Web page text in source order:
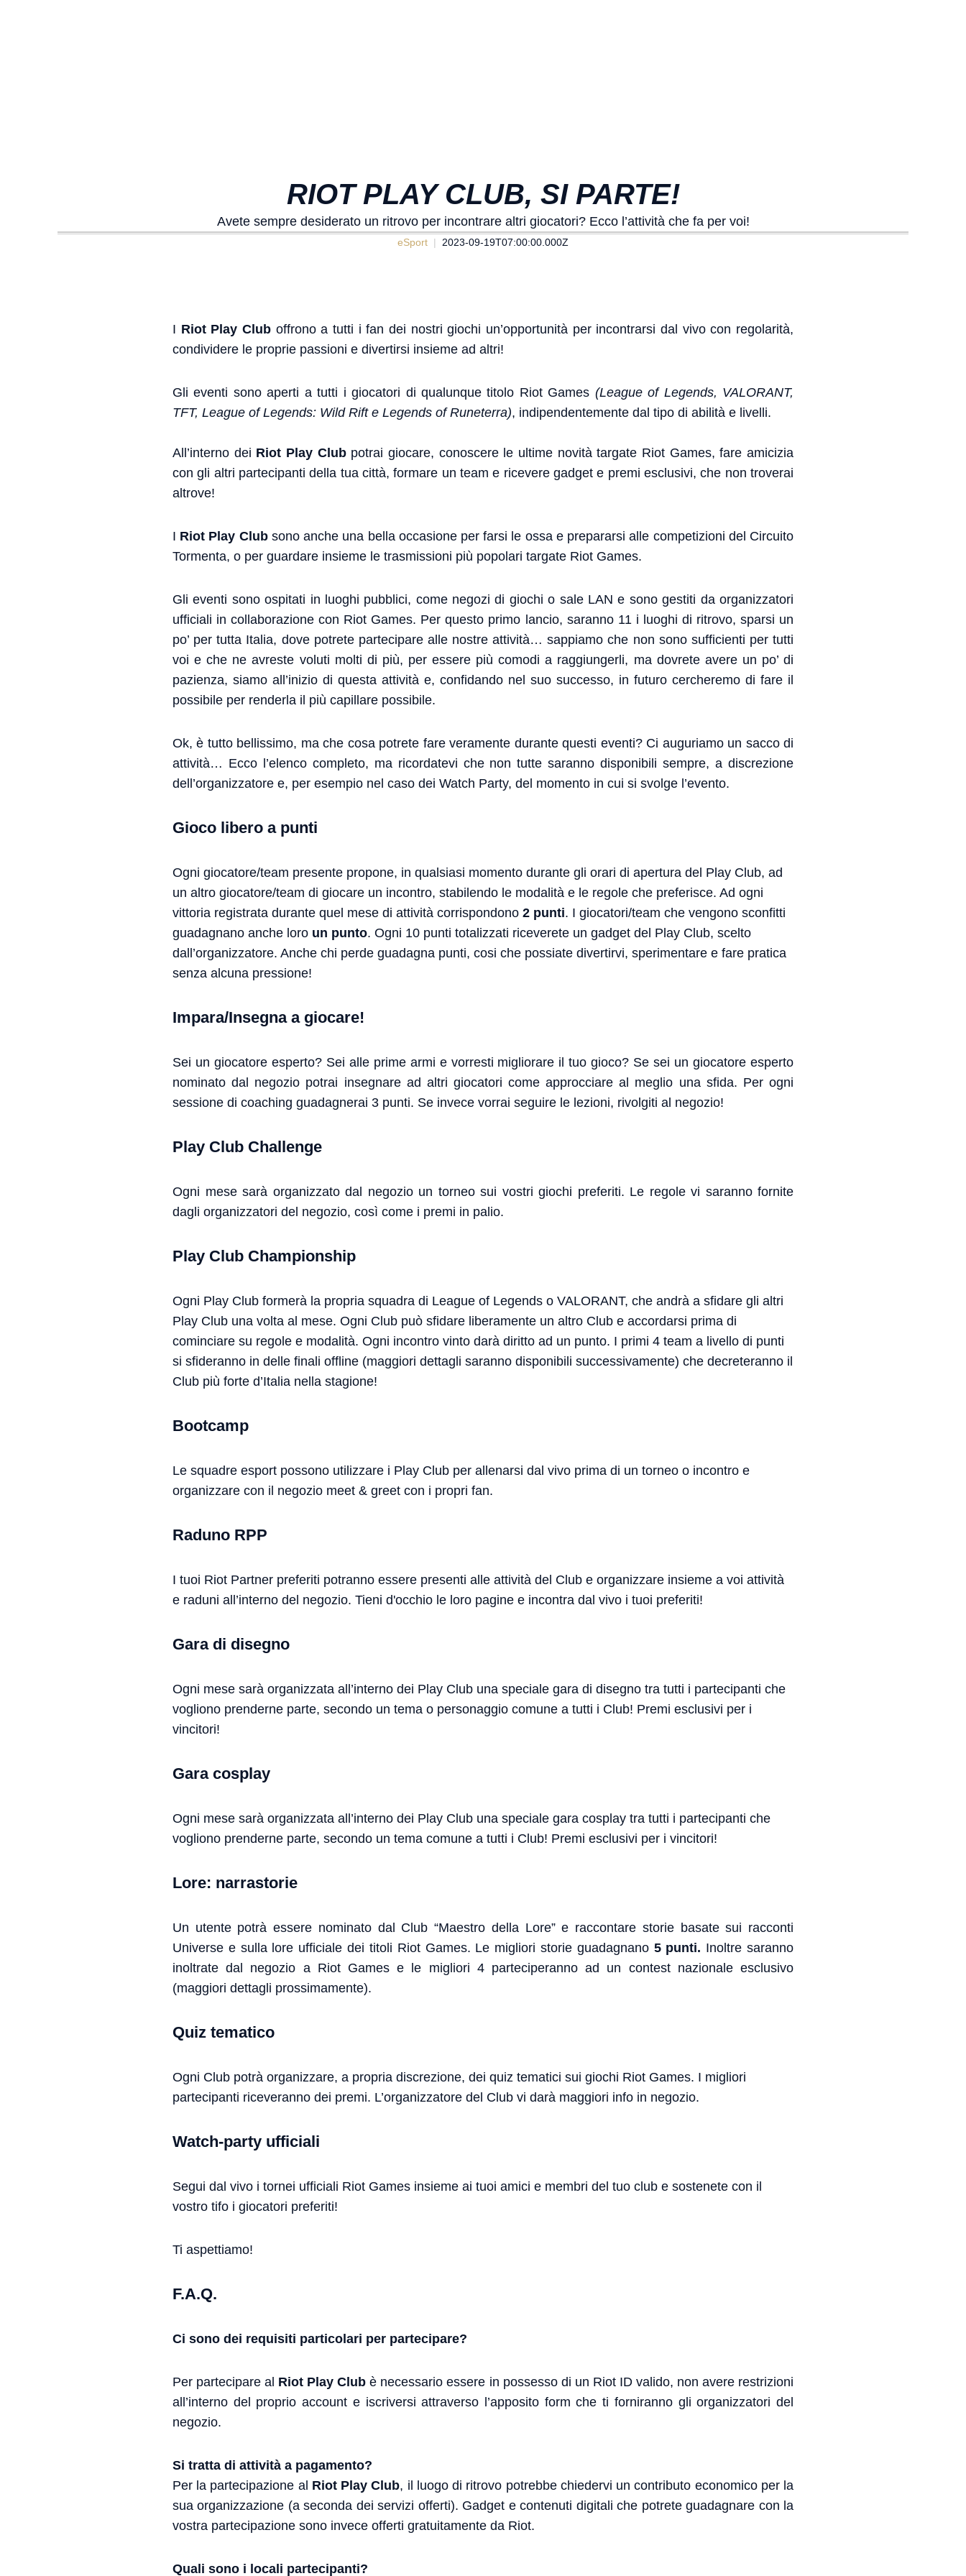
RIOT PLAY CLUB, SI PARTE!
Avete sempre desiderato un ritrovo per incontrare altri giocatori? Ecco l’attività che fa per voi!
eSport 2023-09-19T07:00:00.000Z
I Riot Play Club offrono a tutti i fan dei nostri giochi un’opportunità per incontrarsi dal vivo con regolarità,
condividere le proprie passioni e divertirsi insieme ad altri!
Gli eventi sono aperti a tutti i giocatori di qualunque titolo Riot Games (League of Legends, VALORANT,
TFT, League of Legends: Wild Rift e Legends of Runeterra), indipendentemente dal tipo di abilità e livelli.
All’interno dei Riot Play Clubpotrai giocare, conoscere le ultime novità targate Riot Games, fare amicizia
con gli altri partecipanti della tua città, formare un team e ricevere gadget e premi esclusivi, che non troverai
altrove!
I Riot Play Clubsono anche una bella occasione per farsi le ossa e prepararsi alle competizioni del Circuito
Tormenta, o per guardare insieme le trasmissioni più popolari targate Riot Games.
Gli eventi sono ospitati in luoghi pubblici, come negozi di giochi o sale LAN e sono gestiti da organizzatori
ufficiali in collaborazione con Riot Games. Per questo primo lancio, saranno 11 i luoghi di ritrovo, sparsi un
po’ per tutta Italia, dove potrete partecipare alle nostre attività… sappiamo che non sono sufficienti per tutti
voi e che ne avreste voluti molti di più, per essere più comodi a raggiungerli, ma dovrete avere un po’ di
pazienza, siamo all’inizio di questa attività e, confidando nel suo successo, in futuro cercheremo di fare il
possibile per renderla il più capillare possibile.
Ok, è tutto bellissimo, ma che cosa potrete fare veramente durante questi eventi? Ci auguriamo un sacco di
attività… Ecco l’elenco completo, ma ricordatevi che non tutte saranno disponibili sempre, a discrezione
dell’organizzatore e, per esempio nel caso dei Watch Party, del momento in cui si svolge l’evento.
Gioco libero a punti
Ogni giocatore/team presente propone, in qualsiasi momento durante gli orari di apertura del Play Club, ad
un altro giocatore/team di giocare un incontro, stabilendo le modalità e le regole che preferisce. Ad ogni
vittoria registrata durante quel mese di attività corrispondono 2 punti. I giocatori/team che vengono sconfitti
guadagnano anche loro un punto. Ogni 10 punti totalizzati riceverete un gadget del Play Club, scelto
dall’organizzatore. Anche chi perde guadagna punti, cosi che possiate divertirvi, sperimentare e fare pratica
senza alcuna pressione!
Impara/Insegna a giocare!
Sei un giocatore esperto? Sei alle prime armi e vorresti migliorare il tuo gioco? Se sei un giocatore esperto
nominato dal negozio potrai insegnare ad altri giocatori come approcciare al meglio una sfida. Per ogni
sessione di coaching guadagnerai 3 punti. Se invece vorrai seguire le lezioni, rivolgiti al negozio!
Play Club Challenge
Ogni mese sarà organizzato dal negozio un torneo sui vostri giochi preferiti. Le regole vi saranno fornite
dagli organizzatori del negozio, così come i premi in palio.
Play Club Championship
Ogni Play Club formerà la propria squadra di League of Legends o VALORANT, che andrà a sfidare gli altri
Play Club una volta al mese. Ogni Club può sfidare liberamente un altro Club e accordarsi prima di
cominciare su regole e modalità. Ogni incontro vinto darà diritto ad un punto. I primi 4 team a livello di punti
si sfideranno in delle finali offline (maggiori dettagli saranno disponibili successivamente) che decreteranno il
Club più forte d’Italia nella stagione!
Bootcamp
Le squadre esport possono utilizzare i Play Club per allenarsi dal vivo prima di un torneo o incontro e
organizzare con il negozio meet & greet con i propri fan.
Raduno RPP
I tuoi Riot Partner preferiti potranno essere presenti alle attività del Club e organizzare insieme a voi attività
e raduni all’interno del negozio. Tieni d'occhio le loro pagine e incontra dal vivo i tuoi preferiti!
Gara di disegno
Ogni mese sarà organizzata all’interno dei Play Club una speciale gara di disegno tra tutti i partecipanti che
vogliono prenderne parte, secondo un tema o personaggio comune a tutti i Club! Premi esclusivi per i
vincitori!
Gara cosplay
Ogni mese sarà organizzata all’interno dei Play Club una speciale gara cosplay tra tutti i partecipanti che
vogliono prenderne parte, secondo un tema comune a tutti i Club! Premi esclusivi per i vincitori!
Lore: narrastorie
Un utente potrà essere nominato dal Club “Maestro della Lore” e raccontare storie basate sui racconti
Universe e sulla lore ufficiale dei titoli Riot Games. Le migliori storie guadagnano 5 punti. Inoltre saranno
inoltrate dal negozio a Riot Games e le migliori 4 parteciperanno ad un contest nazionale esclusivo
(maggiori dettagli prossimamente).
Quiz tematico
Ogni Club potrà organizzare, a propria discrezione, dei quiz tematici sui giochi Riot Games. I migliori
partecipanti riceveranno dei premi. L’organizzatore del Club vi darà maggiori info in negozio.
Watch-party ufficiali
Segui dal vivo i tornei ufficiali Riot Games insieme ai tuoi amici e membri del tuo club e sostenete con il
vostro tifo i giocatori preferiti!
Ti aspettiamo!
F.A.Q.
Ci sono dei requisiti particolari per partecipare?
Per partecipare al Riot Play Club è necessario essere in possesso di un Riot ID valido, non avere restrizioni
all’interno del proprio account e iscriversi attraverso l’apposito form che ti forniranno gli organizzatori del
negozio.
Si tratta di attività a pagamento?
Per la partecipazione al Riot Play Club, il luogo di ritrovo potrebbe chiedervi un contributo economico per la
sua organizzazione (a seconda dei servizi offerti). Gadget e contenuti digitali che potrete guadagnare con la
vostra partecipazione sono invece offerti gratuitamente da Riot.
Quali sono i locali partecipanti?